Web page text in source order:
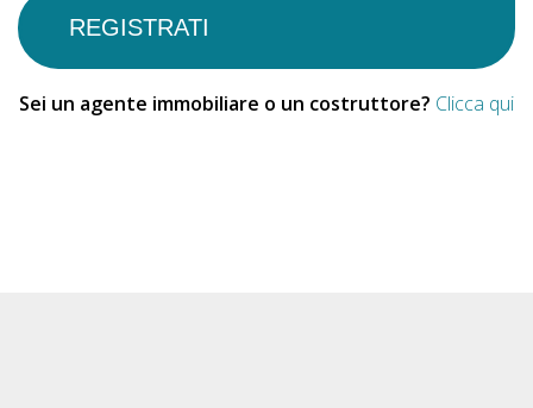
Sei un agente immobiliare o un costruttore? Clicca qui